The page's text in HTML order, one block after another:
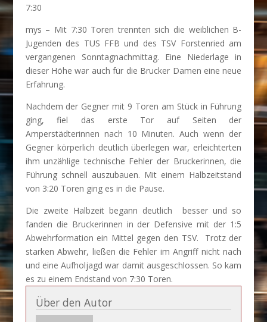
7:30
mys – Mit 7:30 Toren trennten sich die weiblichen B-
Jugenden des TUS FFB und des TSV Forstenried am
vergangenen Sonntagnachmittag. Eine Niederlage in
dieser Höhe war auch für die Brucker Damen eine neue
Erfahrung.
Nachdem der Gegner mit 9 Toren am Stück in Führung
ging, fiel das erste Tor auf Seiten der
Amperstädterinnen nach 10 Minuten. Auch wenn der
Gegner körperlich deutlich überlegen war, erleichterten
ihm unzählige technische Fehler der Bruckerinnen, die
Führung schnell auszubauen. Mit einem Halbzeitstand
von 3:20 Toren ging es in die Pause.
Die zweite Halbzeit begann deutlich besser und so
fanden die Bruckerinnen in der Defensive mit der 1:5
Abwehrformation ein Mittel gegen den TSV. Trotz der
starken Abwehr, ließen die Fehler im Angriff nicht nach
und eine Aufholjagd war damit ausgeschlossen. So kam
es zu einem Endstand von 7:30 Toren.
Über den Autor